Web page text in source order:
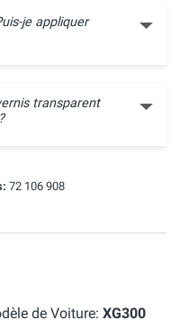
je appliquer
transparent
72 106 908
de Voiture: XG300